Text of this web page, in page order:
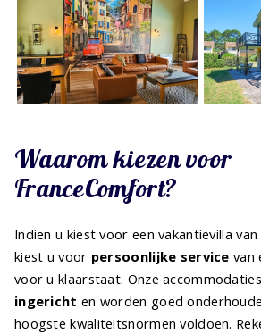
Waarom kiezen voor
FranceComfort?
Indien u kiest voor een vakantievilla
kiest u voor persoonlijke service van
voor u klaarstaat. Onze
ingericht en worden goed
hoogste kwaliteitsnormen voldoen.